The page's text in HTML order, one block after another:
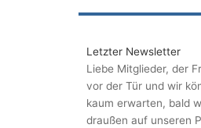
Letzter Newsletter
Liebe Mitglieder, der
vor der Tür und wir
kaum erwarten, bald
draußen auf unseren